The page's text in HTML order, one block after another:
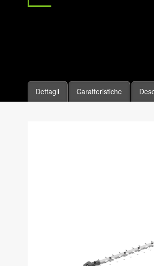
Dettagli Caratteristiche